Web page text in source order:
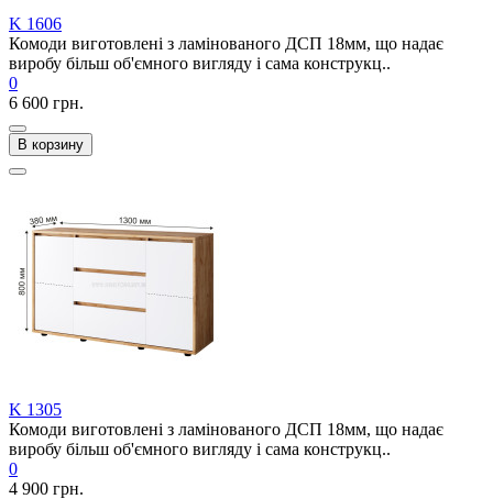
K 1606
Комоди виготовлені з ламінованого ДСП 18мм, що надає
виробу більш об'ємного вигляду і сама конструкц..
0
6 600 грн.
В корзину
K 1305
Комоди виготовлені з ламінованого ДСП 18мм, що надає
виробу більш об'ємного вигляду і сама конструкц..
0
4 900 грн.